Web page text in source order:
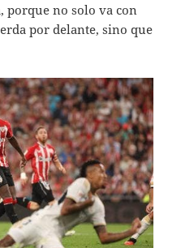
porque no solo va con
por delante, sino que